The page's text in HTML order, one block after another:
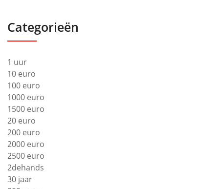
Categorieën
1 uur
10 euro
100 euro
1000 euro
1500 euro
20 euro
200 euro
2000 euro
2500 euro
2dehands
30 jaar